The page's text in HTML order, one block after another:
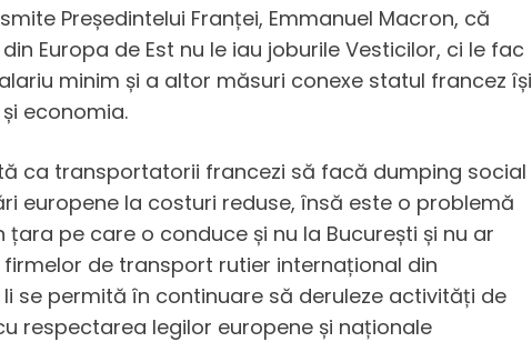
Președintelui Franței, Emmanuel Macron, că
Europa de Est nu le iau joburile Vesticilor, ci le fac
minim și a altor măsuri conexe statul francez își
economia.
ca transportatorii francezi să facă dumping social
europene la costuri reduse, însă este o problemă
pe care o conduce și nu la București și nu ar
de transport rutier internațional din
se permită în continuare să deruleze activități de
respectarea legilor europene și naționale